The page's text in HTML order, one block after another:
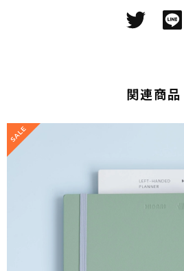
関連商品